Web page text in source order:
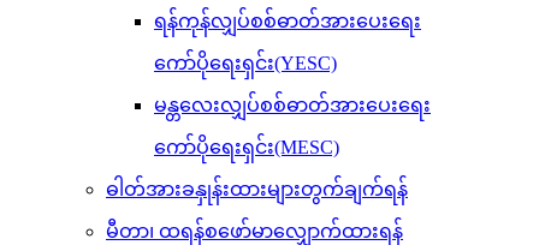
ရန်ကုန်လျှပ်စစ်ဓာတ်အားပေးရေး
ကော်ပိုရေးရှင်း(YESC)
မန္တလေးလျှပ်စစ်ဓာတ်အားပေးရေး
ကော်ပိုရေးရှင်း(MESC)
ဓါတ်အားခနှုန်းထားများတွက်ချက်ရန်
မီတာ၊ ထရန်စဖော်မာလျှောက်ထားရန်